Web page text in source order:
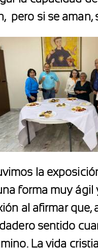
pero si se aman,
la
forma muy
al afirmar que,
sentido
La vida